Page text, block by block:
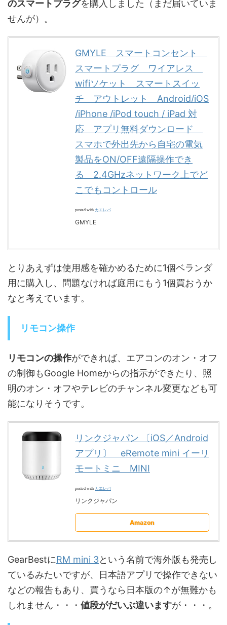
のスマートプラグを購入しました（まだ届いていま
せんが）。
GMYLE スマートコンセント
スマートプラグ ワイアレス
wifiソケット スマートスイッ
チ アウトレット Android/iOS
/iPhone /iPod touch / iPad 対
応 アプリ無料ダウンロード
スマホで外出先から自宅の電気
製品をON/OFF遠隔操作でき
る 2.4GHzネットワーク上でど
こでもコントロール
posted with カエレバ
GMYLE
とりあえずは使用感を確かめるために1個ベランダ
用に購入し、問題なければ庭用にもう1個買おうか
なと考えています。
リモコン操作
リモコンの操作ができれば、エアコンのオン・オフ
の制御もGoogle Homeからの指示ができたり、照
明のオン・オフやテレビのチャンネル変更なども可
能になりそうです。
リンクジャパン 〔iOS／Android
アプリ〕 eRemote mini イーリ
モートミニ MINI
posted with カエレバ
リンクジャパン
Amazon
GearBestにRM mini 3という名前で海外版も発売し
ているみたいですが、日本語アプリで操作できない
などの報告もあり、買うなら日本版の↑が無難かも
しれません・・・ 値段がだいぶ違いますが・・・。